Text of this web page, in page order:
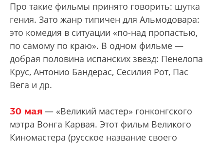
Про такие фильмы принято говорить: шутка
гения. Зато жанр типичен для Альмодовара:
это комедия в ситуации «по-над пропастью,
по самому по краю». В одном фильме —
добрая половина испанских звезд: Пенелопа
Крус, Антонио Бандерас, Сесилия Рот, Пас
Вега и др.
30 мая — «Великий мастер» гонконгского
мэтра Вонга Карвая. Этот фильм Великого
Киномастера (русское название своего